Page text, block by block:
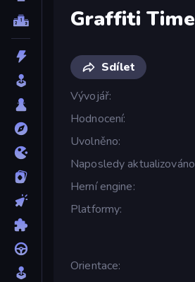
Graffiti Time
Sdílet
Vývojář
Hodnocení
Uvolněno
Naposledy aktualizováno
Herní engine
Platformy
Orientace